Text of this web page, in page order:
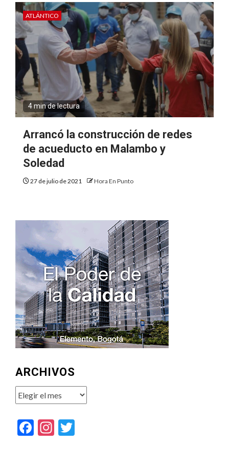
ATLÁNTICO
4 min de lectura
Arrancó la construcción de redes
de acueducto en Malambo y
Soledad
27 de julio de 2021 Hora En Punto
ARCHIVOS
Archivos
Facebook
Instagram